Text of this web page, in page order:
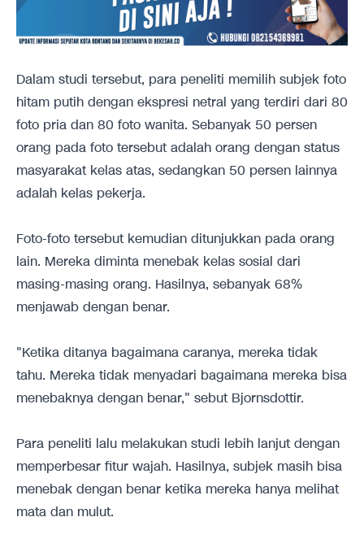
Dalam studi tersebut, para peneliti memilih subjek foto
hitam putih dengan ekspresi netral yang terdiri dari 80
foto pria dan 80 foto wanita. Sebanyak 50 persen
orang pada foto tersebut adalah orang dengan status
masyarakat kelas atas, sedangkan 50 persen lainnya
adalah kelas pekerja.
Foto-foto tersebut kemudian ditunjukkan pada orang
lain. Mereka diminta menebak kelas sosial dari
masing-masing orang. Hasilnya, sebanyak 68%
menjawab dengan benar.
"Ketika ditanya bagaimana caranya, mereka tidak
tahu. Mereka tidak menyadari bagaimana mereka bisa
menebaknya dengan benar," sebut Bjornsdottir.
Para peneliti lalu melakukan studi lebih lanjut dengan
memperbesar fitur wajah. Hasilnya, subjek masih bisa
menebak dengan benar ketika mereka hanya melihat
mata dan mulut.